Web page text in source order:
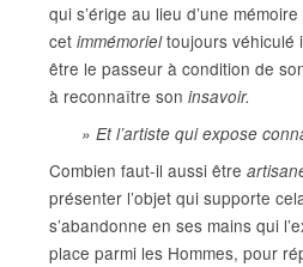
qui s’érige au lieu d’une
cetimmémorieltoujours véhiculé
être le passeur à condition de
à reconnaître soninsavoir.
» Et l’artiste qui expose
Combien faut-il aussi être
présenter l’objet qui supporte
s’abandonne en ses mains qui
place parmi les Hommes, pour